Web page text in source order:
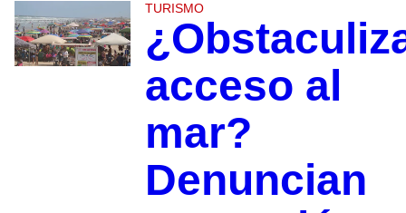
TURISMO
acceso al
mar?
Denuncian